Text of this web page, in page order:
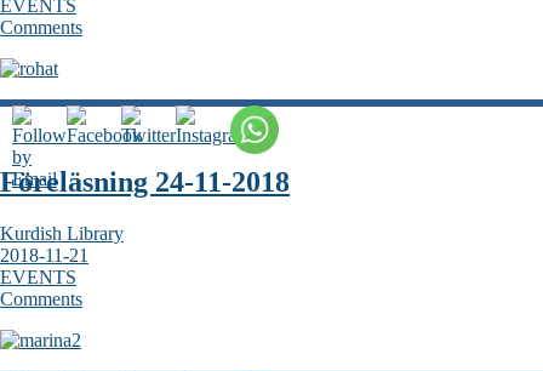
EVENTS
Comments
Föreläsning 24-11-2018
Kurdish Library
2018-11-21
EVENTS
Comments